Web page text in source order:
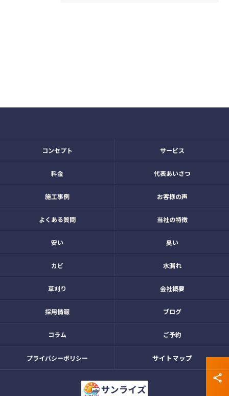
コンセプト サービス
料金 代表あいさつ
施工事例 お客様の声
よくある質問 当社の特徴
安い 臭い
カビ 水漏れ
草刈り 会社概要
採用情報 ブログ
コラム ご予約
プライバシーポリシー サイトマップ